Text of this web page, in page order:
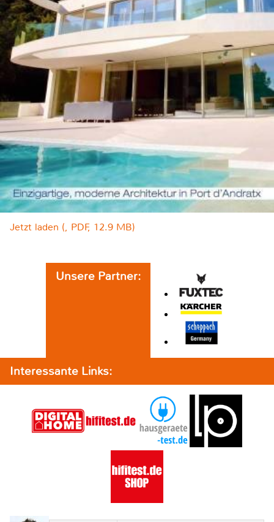
Jetzt laden (, PDF, 12.9 MB)
Unsere Partner:
Interessante Links: